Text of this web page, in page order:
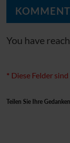
You have
* Diese Felder
Teilen Sie Ihre